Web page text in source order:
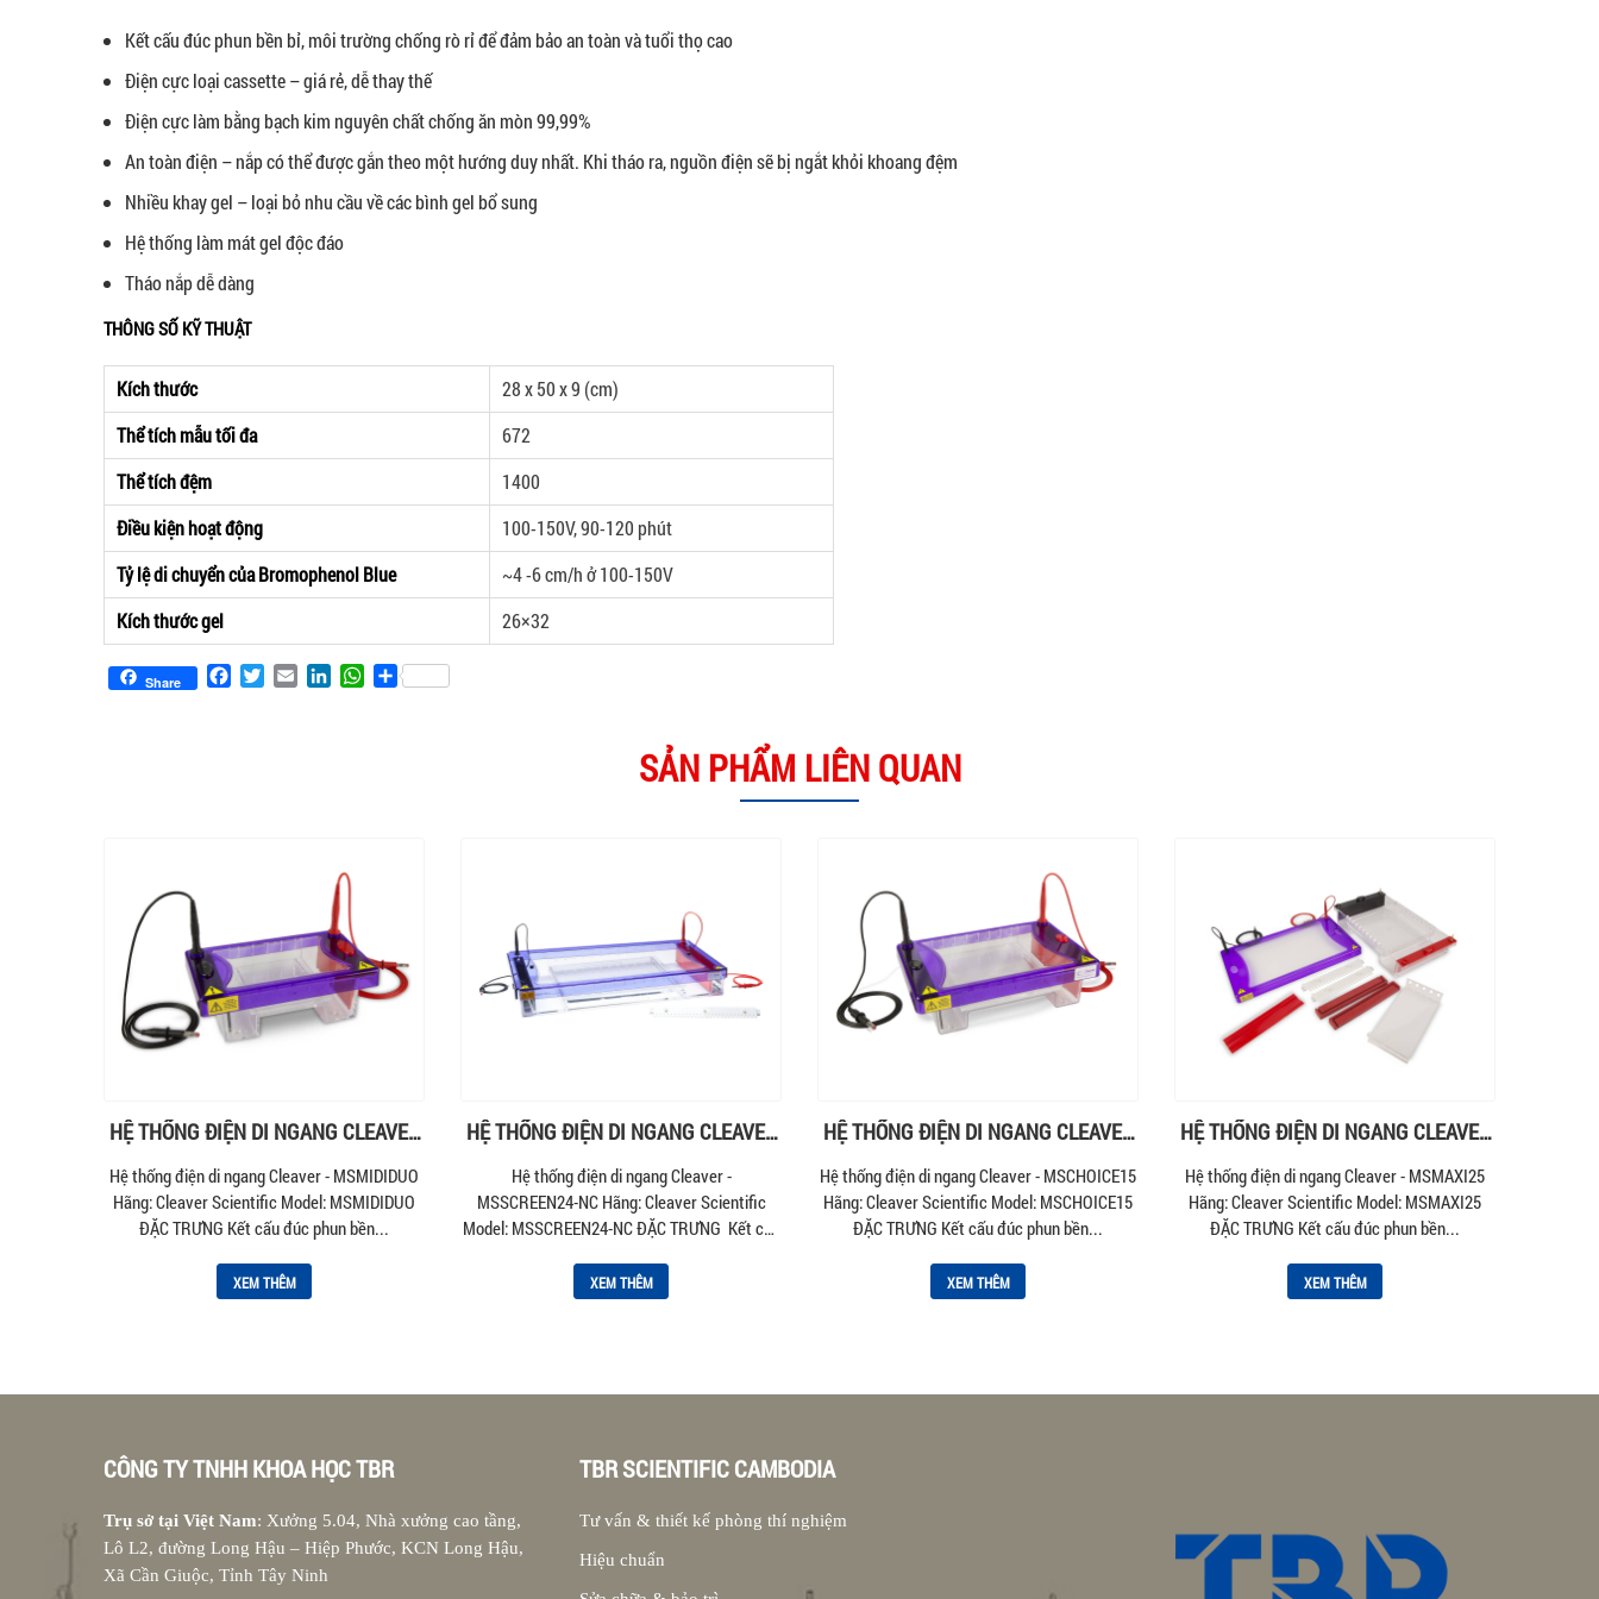
Kết cấu đúc phun bền bỉ, môi trường chống rò rỉ để đảm bảo an toàn và tuổi thọ cao
Điện cực loại cassette – giá rẻ, dễ thay thế
Điện cực làm bằng bạch kim nguyên chất chống ăn mòn 99,99%
An toàn điện – nắp có thể được gắn theo một hướng duy nhất. Khi tháo ra, nguồn điện sẽ bị ngắt khỏi khoang đệm
Nhiều khay gel – loại bỏ nhu cầu về các bình gel bổ sung
Hệ thống làm mát gel độc đáo
Tháo nắp dễ dàng
THÔNG SỐ KỸ THUẬT
Kích thước
28 x 50 x 9 (cm)
Thể tích mẫu tối đa
672
Thể tích đệm
1400
Điều kiện hoạt động
100-150V, 90-120 phút
Tỷ lệ di chuyển của Bromophenol Blue
~4 -6 cm/h ở 100-150V
Kích thước gel
26×32
Share Facebook
TwitterEmail LinkedInWhatsApp
Share
SẢN PHẨM LIÊN QUAN
HỆ THỐNG ĐIỆN DI NGANG CLEAVER
Hệ thống điện di ngang Cleaver - MSMIDIDUO
Hãng: Cleaver Scientific Model: MSMIDIDUO
ĐẶC TRƯNG Kết cấu đúc phun bền...
XEM THÊM
HỆ THỐNG ĐIỆN DI NGANG CLEAVER
Hệ thống điện di ngang Cleaver -
MSSCREEN24-NC Hãng: Cleaver Scientific
Model: MSSCREEN24-NC ĐẶC TRƯNG Kết cấu
XEM THÊM
HỆ THỐNG ĐIỆN DI NGANG CLEAVER
Hệ thống điện di ngang Cleaver - MSCHOICE15
Hãng: Cleaver Scientific Model: MSCHOICE15
ĐẶC TRƯNG Kết cấu đúc phun bền...
XEM THÊM
HỆ THỐNG ĐIỆN DI NGANG CLEAVER
Hệ thống điện di ngang Cleaver - MSMAXI25
Hãng: Cleaver Scientific Model: MSMAXI25
ĐẶC TRƯNG Kết cấu đúc phun bền...
XEM THÊM
CÔNG TY TNHH KHOA HỌC TBR
Trụ sở tại Việt Nam: Xưởng 5.04, Nhà xưởng cao tầng,
Lô L2, đường Long Hậu – Hiệp Phước, KCN Long Hậu,
Xã Cần Giuộc, Tỉnh Tây Ninh
TBR SCIENTIFIC CAMBODIA
Tư vấn & thiết kế phòng thí nghiệm
Hiệu chuẩn